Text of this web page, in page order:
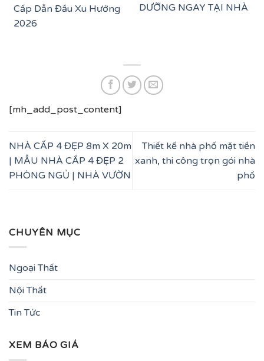
Cấp Dẫn Đầu Xu Hướng
2026
DƯỠNG NGAY TẠI NHÀ
[mh_add_post_content]
NHÀ CẤP 4 ĐẸP 8m X 20m
| MẪU NHÀ CẤP 4 ĐẸP 2
PHÒNG NGỦ | NHÀ VƯỜN
Thiết kế nhà phố mặt tiền
xanh, thi công trọn gói nhà
phố
CHUYÊN MỤC
Ngoại Thất
Nội Thất
Tin Tức
XEM BÁO GIÁ